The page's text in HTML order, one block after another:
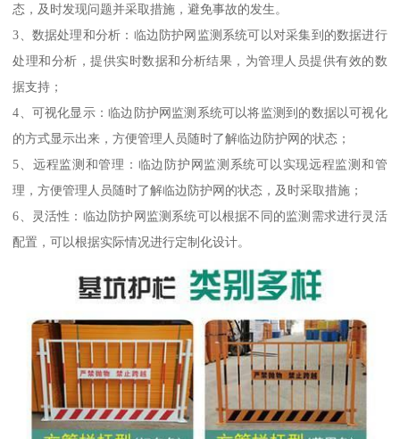
态，及时发现问题并采取措施，避免事故的发生。
3、数据处理和分析：临边防护网监测系统可以对采集到的数据进行
处理和分析，提供实时数据和分析结果，为管理人员提供有效的数
据支持；
4、可视化显示：临边防护网监测系统可以将监测到的数据以可视化
的方式显示出来，方便管理人员随时了解临边防护网的状态；
5、远程监测和管理：临边防护网监测系统可以实现远程监测和管
理，方便管理人员随时了解临边防护网的状态，及时采取措施；
6、灵活性：临边防护网监测系统可以根据不同的监测需求进行灵活
配置，可以根据实际情况进行定制化设计。